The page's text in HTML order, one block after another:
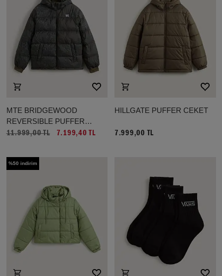
MTE BRIDGEWOOD
REVERSIBLE PUFFER
CEKET
11.999,00 TL 7.199,40 TL
HILLGATE PUFFER CEKET
7.999,00 TL
%50 indirim